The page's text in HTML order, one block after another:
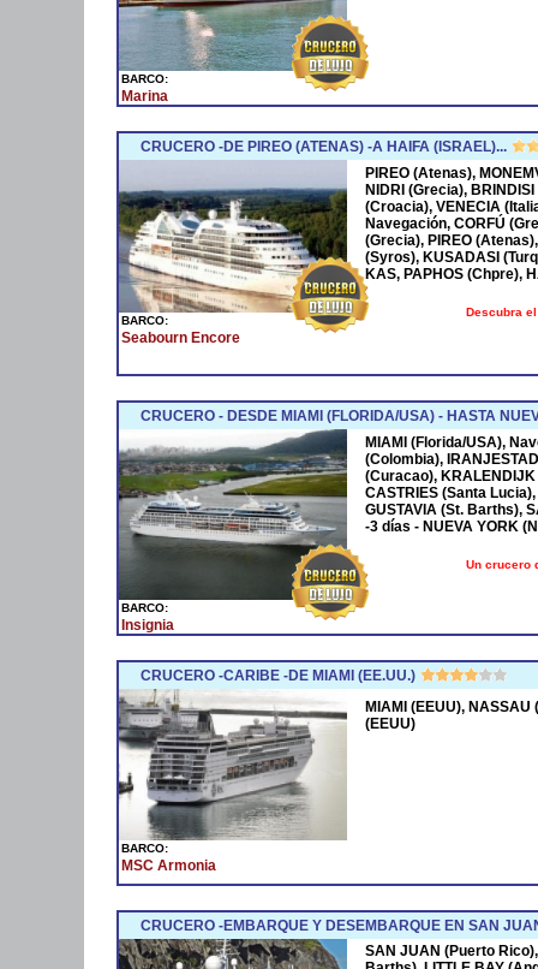
BARCO:
Marina
CRUCERO -DE PIREO (ATENAS) -A HAIFA (ISRAEL)...
BARCO:
Seabourn Encore
PIREO (Atenas),
NIDRI (Grecia),
(Croacia), VENECIA
Navegación, CORFÚ
(Grecia), PIREO
(Syros), KUSADASI
KAS, PAPHOS (Chpre),
Descubra
CRUCERO - DESDE MIAMI (FLORIDA/USA) - HASTA
BARCO:
Insignia
MIAMI (Florida/USA),
(Colombia),
(Curacao), KRALENDIJK
CASTRIES (Santa
GUSTAVIA (St. Barths),
-3 días - NUEVA YORK
Un crucero
CRUCERO -CARIBE -DE MIAMI (EE.UU.)
BARCO:
MSC Armonia
MIAMI (EEUU), NASSAU
(EEUU)
CRUCERO -EMBARQUE Y DESEMBARQUE EN SAN
SAN JUAN (Puerto